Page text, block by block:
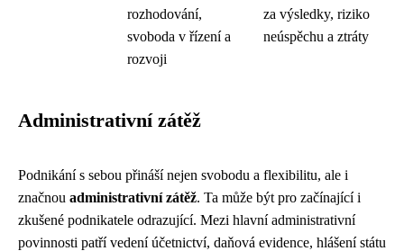
rozhodování,
svoboda v řízení a
rozvoji
za výsledky, riziko
neúspěchu a ztráty
Administrativní zátěž
Podnikání s sebou přináší nejen svobodu a flexibilitu, ale i
značnou administrativní zátěž. Ta může být pro začínající i
zkušené podnikatele odrazující. Mezi hlavní administrativní
povinnosti patří vedení účetnictví, daňová evidence, hlášení státu